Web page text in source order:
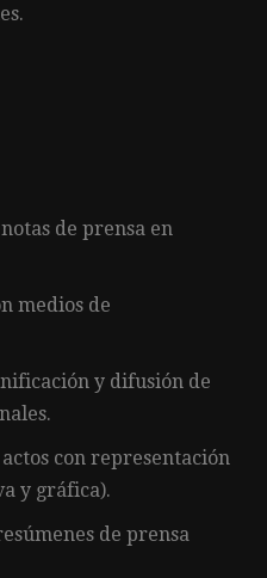
de prensa en
medios de
y difusión de
con representación
y gráfica).
de prensa